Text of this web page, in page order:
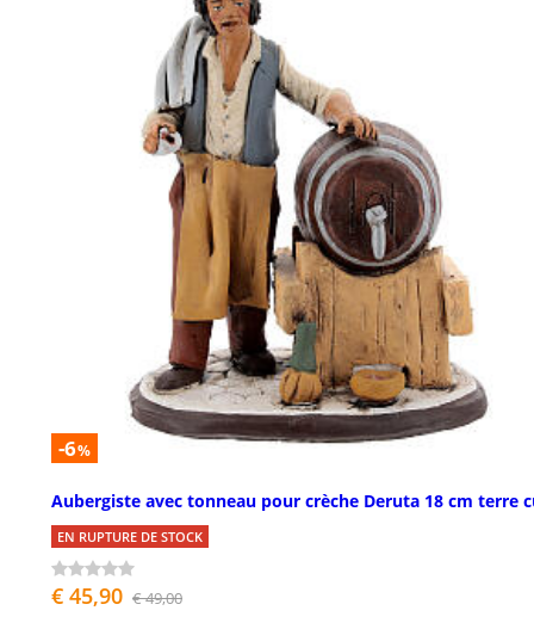
-6%
Aubergiste avec tonneau pour crèche Deruta 18 cm terre
EN RUPTURE DE STOCK
€ 45,90 € 49,00